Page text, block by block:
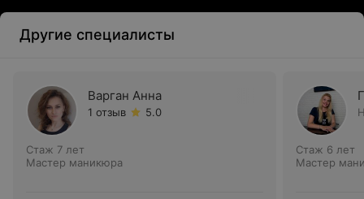
Другие специалисты
Варган Анна
1 отзыв 5.0
Стаж 7 лет
Мастер маникюра
Стаж 6 лет
Мастер